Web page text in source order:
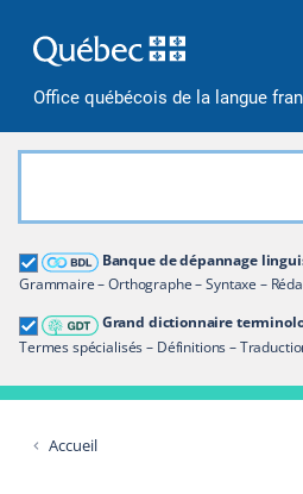
Office québécois de la langue
Banque de dépannage
Grammaire – Orthographe – Syntaxe –
Grand dictionnaire
Termes spécialisés – Définitions –
Grand dictionnaire
Restreindre aux termes
Accueil